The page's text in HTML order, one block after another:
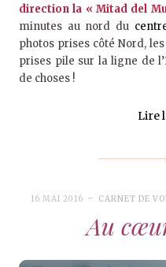
direction la « Mitad del
minutes au nord du
photos prises côté Nord,
prises pile sur la ligne de
de choses !
Lire
16 MAI 2016 CARNET DE
Au